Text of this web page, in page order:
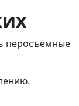
перосъемные